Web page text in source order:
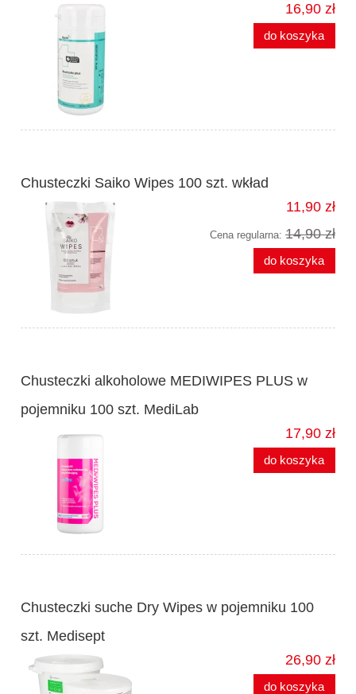
16,90 zł
do koszyka
Chusteczki Saiko Wipes 100 szt. wkład
11,90 zł
Cena regularna: 14,90 zł
do koszyka
Chusteczki alkoholowe MEDIWIPES PLUS w
pojemniku 100 szt. MediLab
17,90 zł
do koszyka
Chusteczki suche Dry Wipes w pojemniku 100
szt. Medisept
26,90 zł
do koszyka